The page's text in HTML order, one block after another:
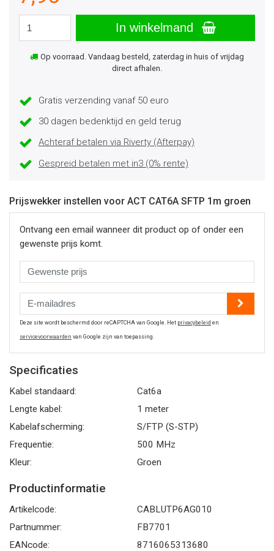
In winkelmand
Op voorraad. Vandaag besteld, zaterdag in huis of vrijdag
direct afhalen.
Gratis verzending vanaf 50 euro
30 dagen bedenktijd en geld terug
Achteraf betalen via Riverty (Afterpay)
Gespreid betalen met in3 (0% rente)
Prijswekker instellen voor ACT CAT6A SFTP 1m groen
Ontvang een email wanneer dit product op of onder een
gewenste prijs komt.
Deze site wordt beschermd door reCAPTCHA van Google. Het privacybeleid en
servicevoorwaarden van Google zijn van toepassing.
Specificaties
Kabel standaard:
Cat6a
Lengte kabel:
1 meter
Kabelafscherming:
S/FTP (S-STP)
Frequentie:
500 MHz
Kleur:
Groen
Productinformatie
Artikelcode:
CABLUTP6AG010
Partnummer:
FB7701
EANcode:
8716065313680